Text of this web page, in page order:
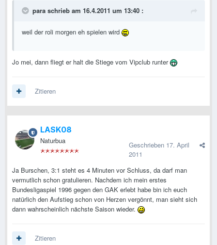
para schrieb am 16.4.2011 um 13:40 :
weil der roli morgen eh spielen wird
Jo mei, dann fliegt er halt die Stiege vom Vipclub runter
Zitieren
LASK08
Naturbua Geschrieben 17. April
2011
Ja Burschen, 3:1 steht es 4 Minuten vor Schluss, da darf man
vermutlich schon gratulieren. Nachdem ich mein erstes
Bundesligaspiel 1996 gegen den GAK erlebt habe bin ich euch
natürlich den Aufstieg schon von Herzen vergönnt, man sieht sich
dann wahrscheinlich nächste Saison wieder.
Zitieren